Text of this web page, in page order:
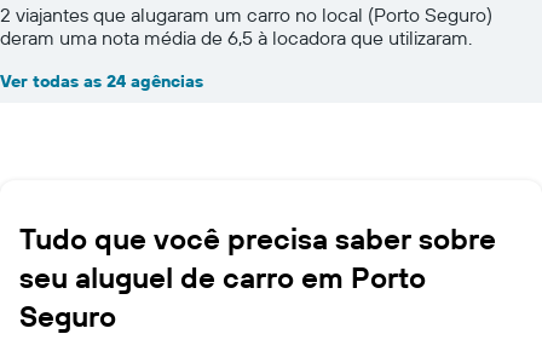
2 viajantes que alugaram um carro no local (Porto Seguro)
deram uma nota média de 6,5 à locadora que utilizaram.
Ver todas as 24 agências
Tudo que você precisa saber sobre
seu aluguel de carro em Porto
Seguro